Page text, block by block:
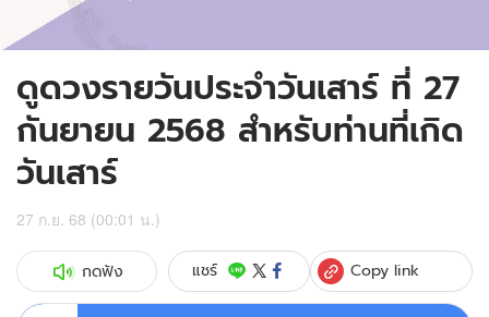
ดูดวงรายวันประจำวันเสาร์ ที่ 27
กันยายน 2568 สำหรับท่านที่เกิด
วันเสาร์
27 ก.ย. 68 (00:01 น.)
กดฟัง แชร์ Copy link